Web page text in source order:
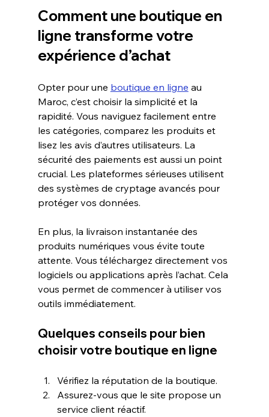
Comment une boutique en
ligne transforme votre
expérience d’achat
Opter pour une boutique en ligne au
Maroc, c’est choisir la simplicité et la
rapidité. Vous naviguez facilement entre
les catégories, comparez les produits et
lisez les avis d’autres utilisateurs. La
sécurité des paiements est aussi un point
crucial. Les plateformes sérieuses utilisent
des systèmes de cryptage avancés pour
protéger vos données.
En plus, la livraison instantanée des
produits numériques vous évite toute
attente. Vous téléchargez directement vos
logiciels ou applications après l’achat. Cela
vous permet de commencer à utiliser vos
outils immédiatement.
Quelques conseils pour bien
choisir votre boutique en ligne
Vérifiez la réputation de la boutique.
Assurez-vous que le site propose un
service client réactif.